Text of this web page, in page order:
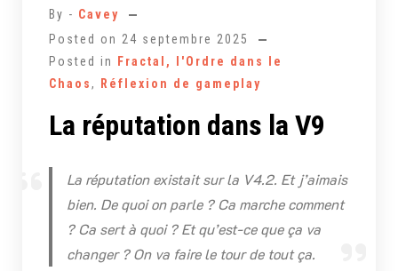
By - Cavey
Posted on 24 septembre 2025
Posted in
Fractal, l'Ordre dans le
Chaos, Réflexion de gameplay
La réputation dans la V9
La réputation existait sur la V4.2. Et j’aimais
bien. De quoi on parle ? Ca marche comment
? Ca sert à quoi ? Et qu’est-ce que ça va
changer ? On va faire le tour de tout ça.